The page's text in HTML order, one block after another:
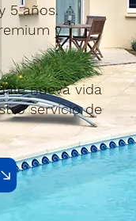
5 años.
y
nueva vida
servicio de